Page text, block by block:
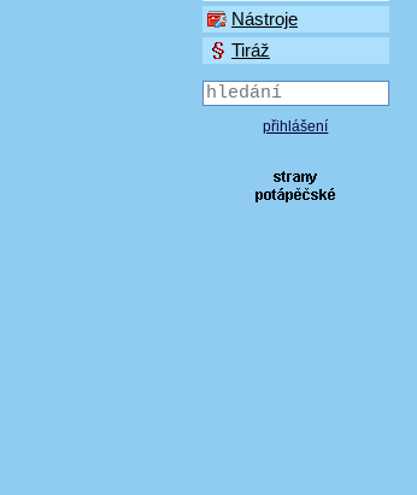
Nástroje
Tiráž
přihlášení